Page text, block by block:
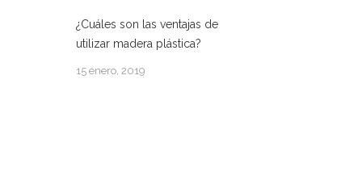
¿Cuáles son las ventajas de
utilizar madera plástica?
15 enero, 2019